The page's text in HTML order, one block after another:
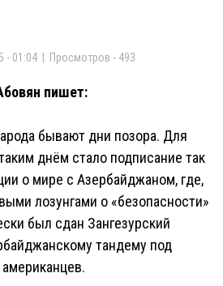
- 01:04 | Просмотров - 493
пишет:
бывают дни позора. Для
днём стало подписание так
о мире с Азербайджаном, где,
лозунгами о «безопасности»
был сдан Зангезурский
тандему под